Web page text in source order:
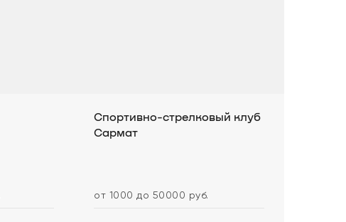
Спортивно-стрелковый клуб
Сармат
от 1000 до 50000 руб.